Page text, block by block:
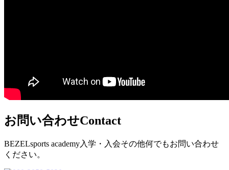
お問い合わせContact
BEZELsports academy入学・入会その他何でもお問い合わせ
ください。